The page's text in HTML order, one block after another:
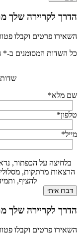
הדרך לקריירה שלך
השאירו פרטים וקבלו פטור
כל השדות המסומנים ב-
שם מלא*
טלפון*
מייל*
הרצאות מרתקות,
להציף,
הדרך לקריירה שלך
השאירו פרטים וקבלו פטור